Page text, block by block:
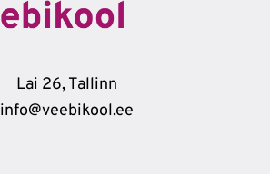
Lai 26, Tallinn
info@veebikool.ee